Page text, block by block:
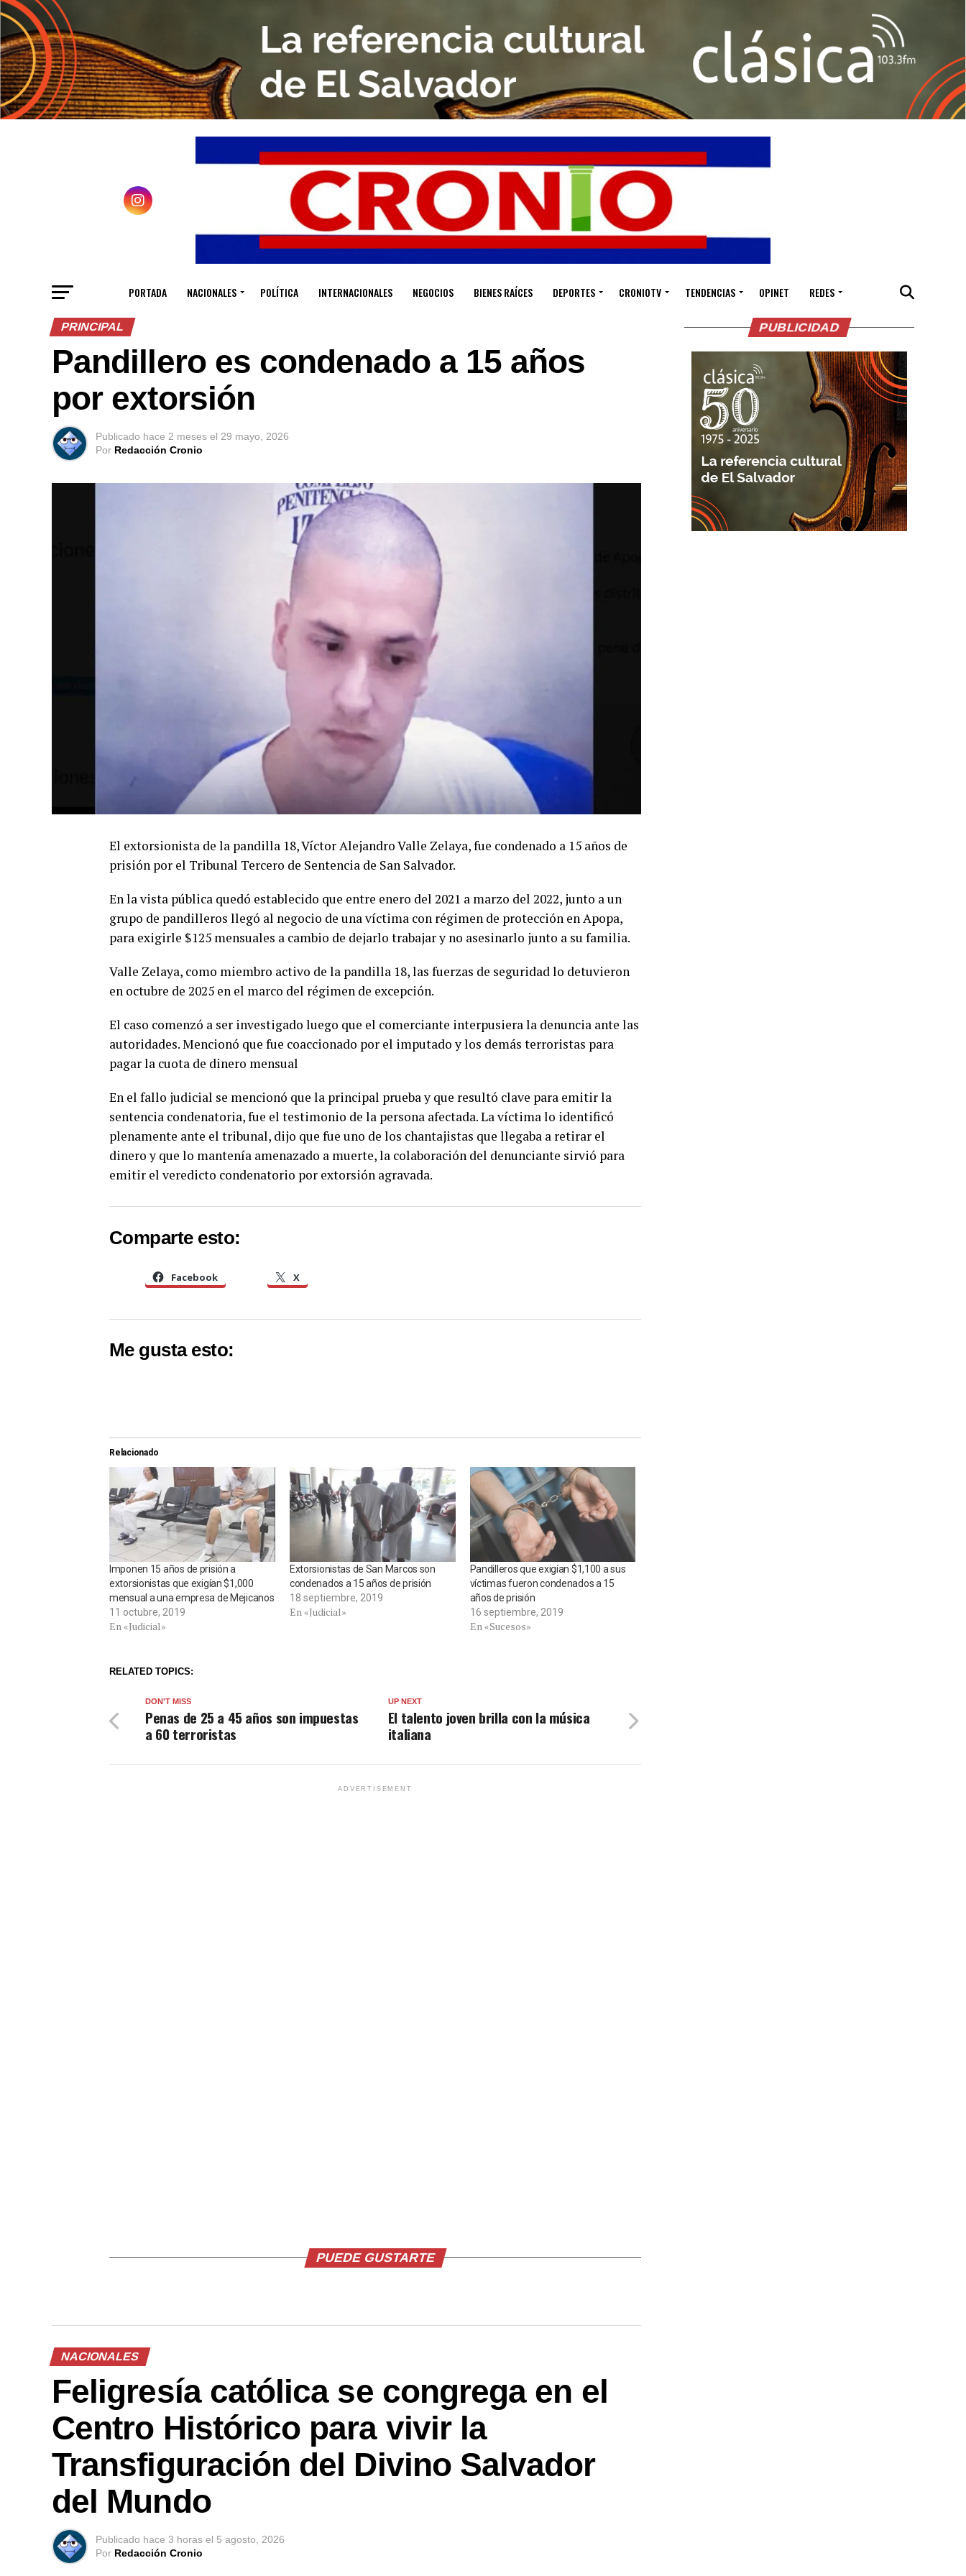
PORTADA NACIONALES POLÍTICA INTERNACIONALES NEGOCIOS BIENES RAÍCES DEPORTES CRONIOTV TENDENCIAS OPINET REDES
PRINCIPAL
Pandillero es condenado a 15 años
por extorsión
Publicado hace 2 meses el 29 mayo, 2026
Por Redacción Cronio
El extorsionista de la pandilla 18, Víctor Alejandro Valle Zelaya, fue condenado a 15 años de
prisión por el Tribunal Tercero de Sentencia de San Salvador.
En la vista pública quedó establecido que entre enero del 2021 a marzo del 2022, junto a un
grupo de pandilleros llegó al negocio de una víctima con régimen de protección en Apopa,
para exigirle $125 mensuales a cambio de dejarlo trabajar y no asesinarlo junto a su familia.
Valle Zelaya, como miembro activo de la pandilla 18, las fuerzas de seguridad lo detuvieron
en octubre de 2025 en el marco del régimen de excepción.
El caso comenzó a ser investigado luego que el comerciante interpusiera la denuncia ante las
autoridades. Mencionó que fue coaccionado por el imputado y los demás terroristas para
pagar la cuota de dinero mensual
En el fallo judicial se mencionó que la principal prueba y que resultó clave para emitir la
sentencia condenatoria, fue el testimonio de la persona afectada. La víctima lo identificó
plenamente ante el tribunal, dijo que fue uno de los chantajistas que llegaba a retirar el
dinero y que lo mantenía amenazado a muerte, la colaboración del denunciante sirvió para
emitir el veredicto condenatorio por extorsión agravada.
Comparte esto:
Facebook X
Me gusta esto:
Relacionado
Imponen 15 años de prisión a
extorsionistas que exigían $1,000
mensual a una empresa de Mejicanos
11 octubre, 2019
En «Judicial»
Extorsionistas de San Marcos son
condenados a 15 años de prisión
18 septiembre, 2019
En «Judicial»
Pandilleros que exigían $1,100 a sus
víctimas fueron condenados a 15
años de prisión
16 septiembre, 2019
En «Sucesos»
RELATED TOPICS:
UP NEXT
El talento joven brilla con la música
italiana
DON'T MISS
Penas de 25 a 45 años son impuestas
a 60 terroristas
ADVERTISEMENT
PUEDE GUSTARTE
NACIONALES
Feligresía católica se congrega en el
Centro Histórico para vivir la
Transfiguración del Divino Salvador
del Mundo
Publicado hace 3 horas el 5 agosto, 2026
Por Redacción Cronio
PUBLICIDAD